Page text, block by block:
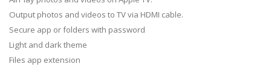
Output photos and videos to TV via HDMI cable.
Secure app or folders with password
Light and dark theme
Files app extension